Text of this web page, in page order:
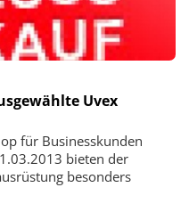
Uvex
für Businesskunden
bieten der
besonders